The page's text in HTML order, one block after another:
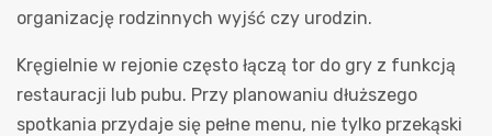
organizację rodzinnych wyjść czy urodzin.
Kręgielnie w rejonie często łączą tor do gry z funkcją
restauracji lub pubu. Przy planowaniu dłuższego
spotkania przydaje się pełne menu, nie tylko przekąski